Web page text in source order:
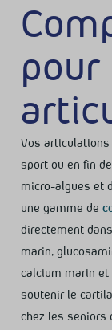
pour
Vos
sport ou en fin
micro-algues et
une gamme de
directement
marin,
calcium marin et
soutenir le
chez les seniors